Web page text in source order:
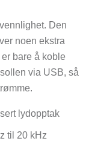
Den
noen ekstra
bare å koble
via USB, så
lydopptak
til 20 kHz